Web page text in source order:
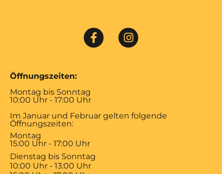
Öffnungszeiten:
Montag bis Sonntag
10:00 Uhr - 17:00 Uhr
Im Januar und Februar gelten folgende
Öffnungszeiten:
Montag
15:00 Uhr - 17:00 Uhr
Dienstag bis Sonntag
10:00 Uhr - 13:00 Uhr